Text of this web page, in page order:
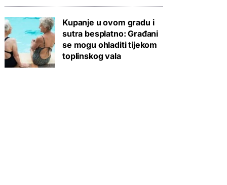
Kupanje u ovom gradu i
sutra besplatno: Građani
se mogu ohladiti tijekom
toplinskog vala